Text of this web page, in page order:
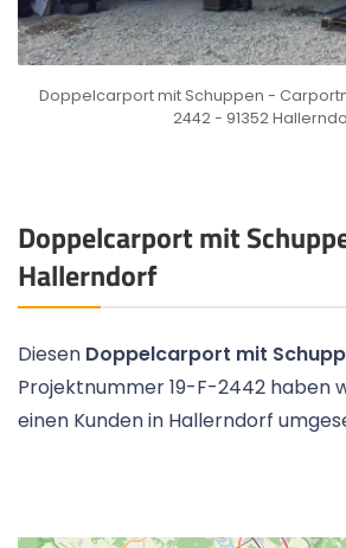
Doppelcarport mit Schuppen -
2442 - 91352
Doppelcarport mit
Hallerndorf
Diesen Doppelcarport mit
Projektnummer 19-F-2442 haben
einen Kunden in Hallerndorf